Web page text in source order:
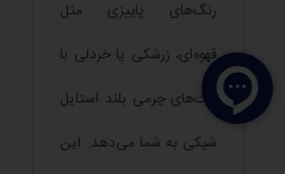
رنگ‌های پاییزی مثل
قهوه‌ای، زرشکی یا خردلی با
بوت‌های چرمی بلند استایل
شیکی به شما می‌دهد. این